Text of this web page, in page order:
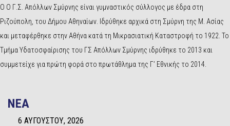
Ο Ο Γ.Σ. Απόλλων Σμύρνης είναι γυμναστικός σύλλογος με έδρα στη
Ριζούπολη, του Δήμου Αθηναίων. Ιδρύθηκε αρχικά στη Σμύρνη της Μ. Ασίας
και μεταφέρθηκε στην Αθήνα κατά τη Μικρασιατική Καταστροφή το 1922. Το
Τμήμα Υδατοσφαίρισης του ΓΣ Απόλλων Σμύρνης ιδρύθηκε το 2013 και
συμμετείχε για πρώτη φορά στο πρωτάθλημα της Γ’ Εθνικής το 2014.
NEA
6 ΑΥΓΟΎΣΤΟΥ, 2026